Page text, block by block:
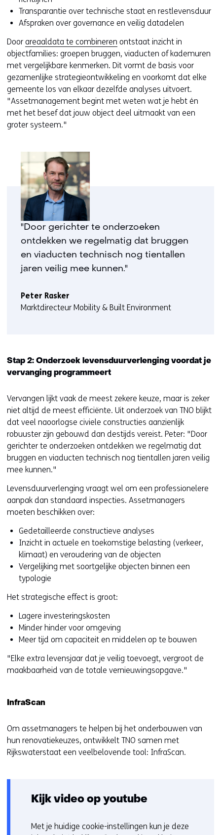
Transparantie over technische staat en restlevensduur
Afspraken over governance en veilig datadelen
Door areaaldata te combineren ontstaat inzicht in
objectfamilies: groepen bruggen, viaducten of kademuren
met vergelijkbare kenmerken. Dit vormt de basis voor
gezamenlijke strategieontwikkeling en voorkomt dat elke
gemeente los van elkaar dezelfde analyses uitvoert.
"Assetmanagement begint met weten wat je hebt én
met het besef dat jouw object deel uitmaakt van een
groter systeem."
"Door gerichter te onderzoeken
ontdekken we regelmatig dat bruggen
en viaducten technisch nog tientallen
jaren veilig mee kunnen."
Peter Rasker
Marktdirecteur Mobility & Built Environment
Stap 2: Onderzoek levensduurverlenging voordat je
vervanging programmeert
Vervangen lijkt vaak de meest zekere keuze, maar is zeker
niet altijd de meest efficiënte. Uit onderzoek van TNO blijkt
dat veel naoorlogse civiele constructies aanzienlijk
robuuster zijn gebouwd dan destijds vereist. Peter: "Door
gerichter te onderzoeken ontdekken we regelmatig dat
bruggen en viaducten technisch nog tientallen jaren veilig
mee kunnen."
Levensduurverlenging vraagt wel om een professionelere
aanpak dan standaard inspecties. Assetmanagers
moeten beschikken over:
Gedetailleerde constructieve analyses
Inzicht in actuele en toekomstige belasting (verkeer,
klimaat) en veroudering van de objecten
Vergelijking met soortgelijke objecten binnen een
typologie
Het strategische effect is groot:
Lagere investeringskosten
Minder hinder voor omgeving
Meer tijd om capaciteit en middelen op te bouwen
"Elke extra levensjaar dat je veilig toevoegt, vergroot de
maakbaarheid van de totale vernieuwingsopgave."
InfraScan
Om assetmanagers te helpen bij het onderbouwen van
hun renovatiekeuzes, ontwikkelt TNO samen met
Rijkswaterstaat een veelbelovende tool: InfraScan.
Kijk video op youtube
C
Met je huidige cookie-instellingen kun je deze